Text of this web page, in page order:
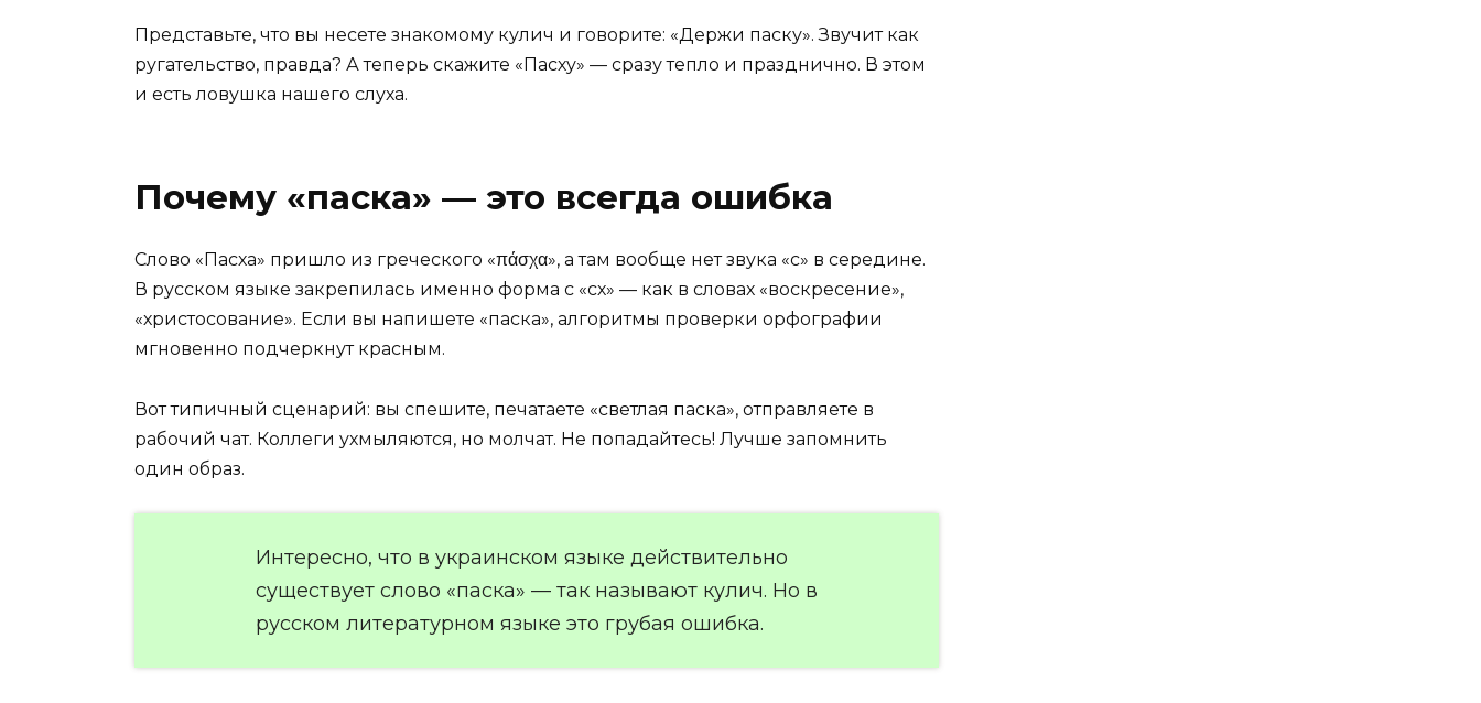
Представьте, что вы несете знакомому кулич и говорите: «Держи паску». Звучит как
ругательство, правда? А теперь скажите «Пасху» — сразу тепло и празднично. В этом
и есть ловушка нашего слуха.
Почему «паска» — это всегда ошибка
Слово «Пасха» пришло из греческого «πάσχα», а там вообще нет звука «с» в середине.
В русском языке закрепилась именно форма с «сх» — как в словах «воскресение»,
«христосование». Если вы напишете «паска», алгоритмы проверки орфографии
мгновенно подчеркнут красным.
Вот типичный сценарий: вы спешите, печатаете «светлая паска», отправляете в
рабочий чат. Коллеги ухмыляются, но молчат. Не попадайтесь! Лучше запомнить
один образ.
Интересно, что в украинском языке действительно
существует слово «паска» — так называют кулич. Но в
русском литературном языке это грубая ошибка.